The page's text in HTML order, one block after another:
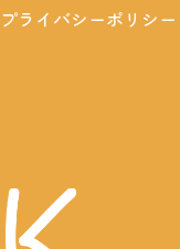
プライバシーポリシー